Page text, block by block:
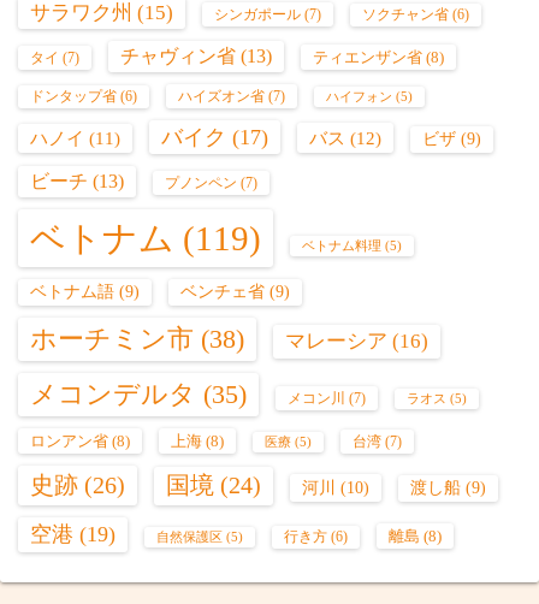
サラワク州 (15) シンガポール (7) ソクチャン省 (6)
タイ (7) チャヴィン省 (13) ティエンザン省 (8)
ドンタップ省 (6) ハイズオン省 (7) ハイフォン (5)
ハノイ (11) バイク (17) バス (12) ビザ (9)
ビーチ (13) プノンペン (7)
ベトナム (119) ベトナム料理 (5)
ベトナム語 (9) ベンチェ省 (9)
ホーチミン市 (38) マレーシア (16)
メコンデルタ (35) メコン川 (7) ラオス (5)
ロンアン省 (8) 上海 (8) 医療 (5) 台湾 (7)
史跡 (26) 国境 (24) 河川 (10) 渡し船 (9)
空港 (19) 自然保護区 (5) 行き方 (6) 離島 (8)